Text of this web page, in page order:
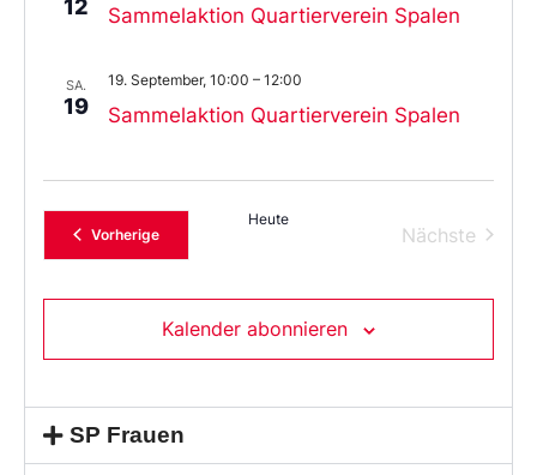
12 Sammelaktion Quartierverein Spalen
SA.
19 Sammelaktion Quartierverein Spalen
19. September, 10:00 – 12:00
VorherigeVeranstaltungen
Heute
Nächste
Kalender abonnieren
SP Frauen